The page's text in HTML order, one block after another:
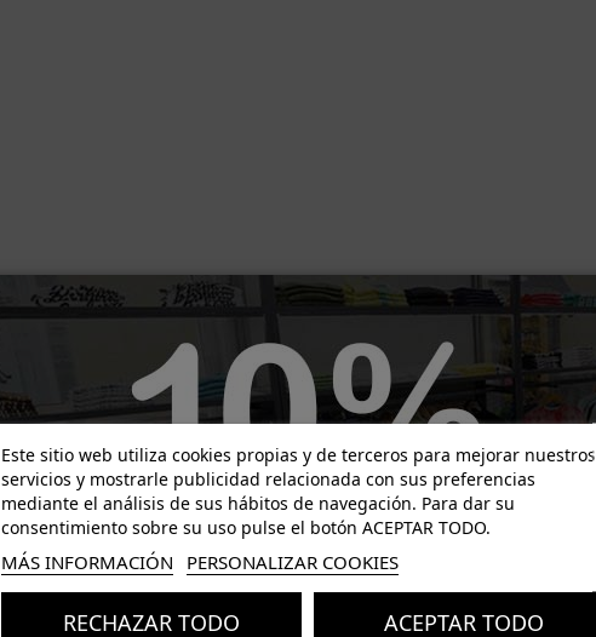
-19,47 € -15,78 €
Este sitio web utiliza cookies propias y de terceros para mejorar nuestros
servicios y mostrarle publicidad relacionada con sus preferencias
mediante el análisis de sus hábitos de navegación. Para dar su
consentimiento sobre su uso pulse el botón ACEPTAR TODO.
MÁS INFORMACIÓN PERSONALIZAR COOKIES
RECHAZAR TODO ACEPTAR TODO